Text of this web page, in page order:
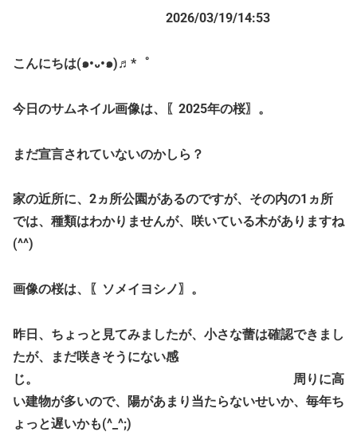
2026/03/19/14:53
こんにちは(๑•᎑•๑)♬*゜
今日のサムネイル画像は、〖2025年の桜〗。
まだ宣言されていないのかしら？
家の近所に、2ヵ所公園があるのですが、その内の1ヵ所
では、種類はわかりませんが、咲いている木がありますね
(^^)
画像の桜は、〖ソメイヨシノ〗。
昨日、ちょっと見てみましたが、小さな蕾は確認できまし
たが、まだ咲きそうにない感
じ。 周りに高
い建物が多いので、陽があまり当たらないせいか、毎年ち
ょっと遅いかも(^_^;)